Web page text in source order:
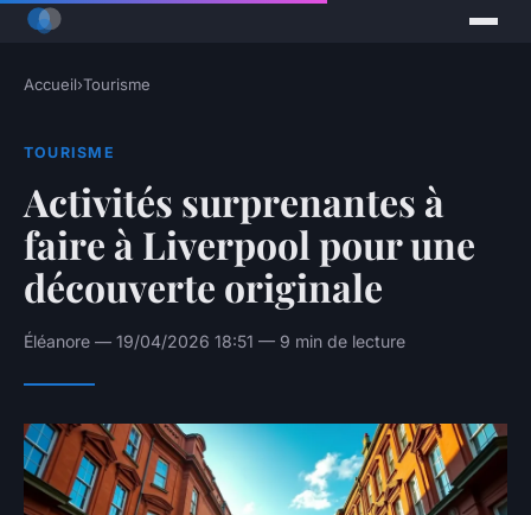
Accueil›Tourisme
TOURISME
Activités surprenantes à
faire à Liverpool pour une
découverte originale
Éléanore — 19/04/2026 18:51 — 9 min de lecture